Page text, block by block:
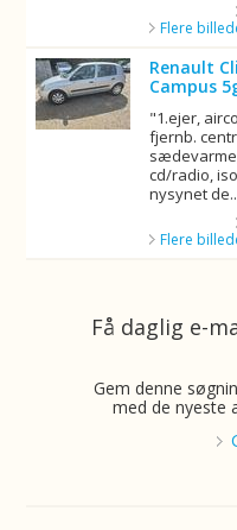
Flere
Renault
Campus
"1.ejer,
fjernb.
cd/radio,
nysynet
Flere
Få daglig e-
Gem denne
med de nyeste